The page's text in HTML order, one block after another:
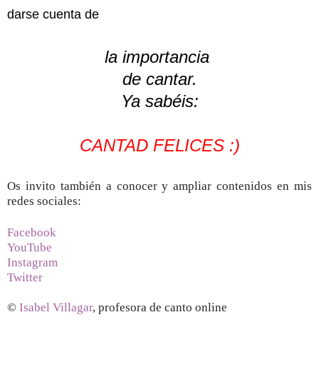
darse cuenta de
la importancia
de cantar.
Ya sabéis:
CANTAD FELICES :)
Os invito también a conocer y ampliar contenidos en mis
redes sociales:
Facebook
YouTube
Instagram
Twitter
© Isabel Villagar, profesora de canto online